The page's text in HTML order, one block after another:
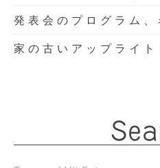
発表会のプログラム、
家の古いアップライト